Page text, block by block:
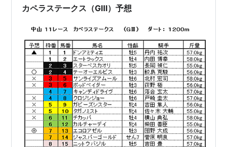
カペラステークス（GⅢ）予想